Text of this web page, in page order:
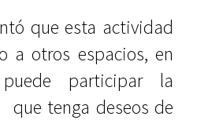
que esta actividad
a otros espacios, en
participar la
que tenga deseos de